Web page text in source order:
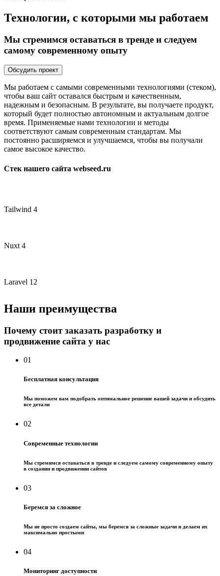
Технологии, с которыми мы работаем
Мы стремимся оставаться в тренде и следуем
самому современному опыту
Обсудить проект
Мы работаем с самыми современными технологиями (стеком),
чтобы ваш сайт оставался быстрым и качественным,
надежным и безопасным. В результате, вы получаете продукт,
который будет полностью автономным и актуальным долгое
время. Применяемые нами технологии и методы
соответствуют самым современным стандартам. Мы
постоянно расширяемся и улучшаемся, чтобы вы получали
самое высокое качество.
Стек нашего сайта webseed.ru
Tailwind 4
Nuxt 4
Laravel 12
Наши преимущества
Почему стоит заказать разработку и
продвижение сайта у нас
01
Бесплатная консультация
Мы поможем вам подобрать оптимальное решение вашей задачи и обсудить
все детали
02
Современные технологии
Мы стремимся оставаться в тренде и следуем самому современному опыту
в создании и продвижении сайтов
03
Беремся за сложное
Мы не просто создаем сайты, мы беремся за сложные задачи и делаем их
максимально простыми
04
Мониторинг доступности